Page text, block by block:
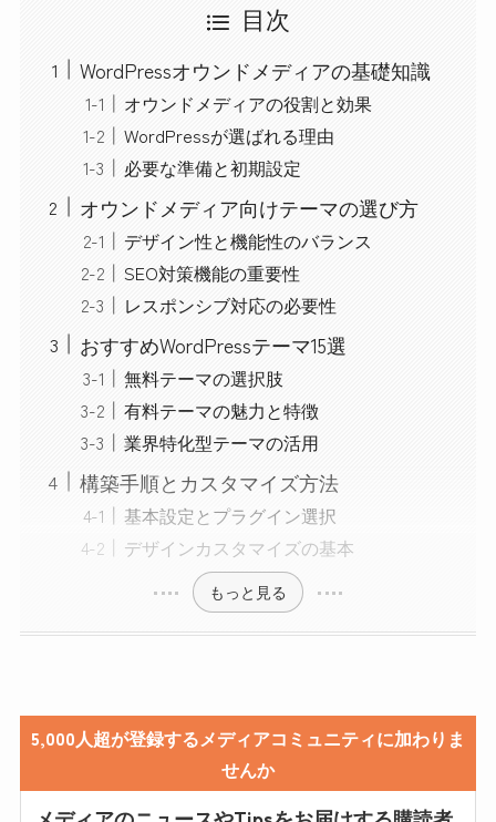
目次
WordPressオウンドメディアの基礎知識
オウンドメディアの役割と効果
WordPressが選ばれる理由
必要な準備と初期設定
オウンドメディア向けテーマの選び方
デザイン性と機能性のバランス
SEO対策機能の重要性
レスポンシブ対応の必要性
おすすめWordPressテーマ15選
無料テーマの選択肢
有料テーマの魅力と特徴
業界特化型テーマの活用
構築手順とカスタマイズ方法
基本設定とプラグイン選択
デザインカスタマイズの基本
もっと見る
5,000人超が登録するメディアコミュニティに加わりま
せんか